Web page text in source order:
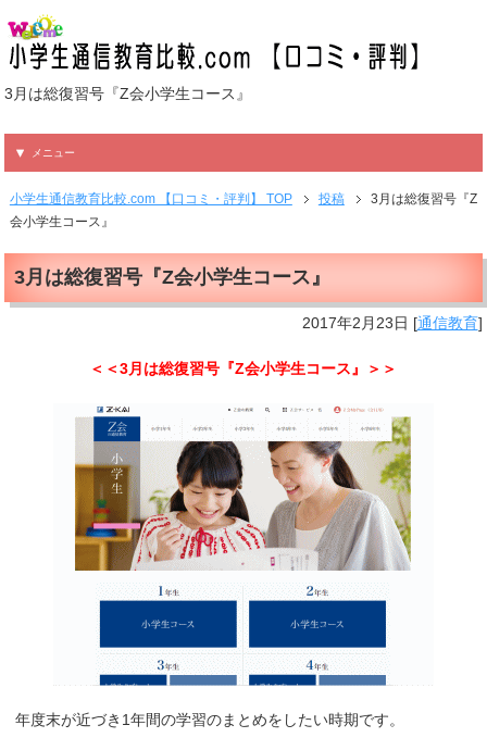
3月は総復習号『Z会小学生コース』
メニュー
小学生通信教育比較.com 【口コミ・評判】 TOP 投稿
3月は総復習号『Z
会小学生コース』
3月は総復習号『Z会小学生コース』
2017年2月23日 [通信教育]
＜＜3月は総復習号『Z会小学生コース』＞＞
年度末が近づき1年間の学習のまとめをしたい時期です。